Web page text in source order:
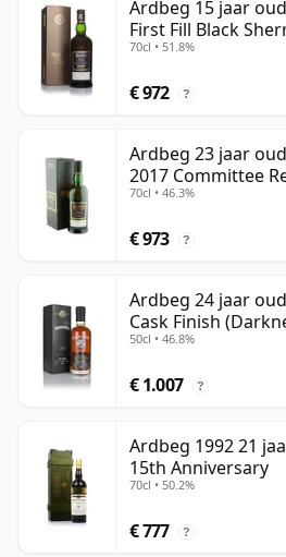
Ardbeg 15 jaar
First Fill Black
70cl • 51.8%
€ 972 ?
Ardbeg 23 jaar
2017 Committee
70cl • 46.3%
€ 973 ?
Ardbeg 24 jaar
Cask Finish
50cl • 46.8%
€ 1.007 ?
Ardbeg 1992 21
15th Anniversary
70cl • 50.2%
€ 777 ?